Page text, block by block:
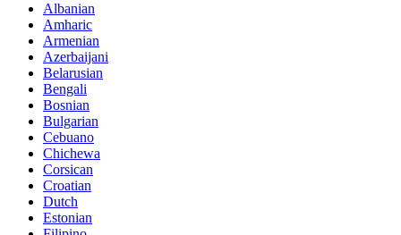
Albanian
Amharic
Armenian
Azerbaijani
Belarusian
Bengali
Bosnian
Bulgarian
Cebuano
Chichewa
Corsican
Croatian
Dutch
Estonian